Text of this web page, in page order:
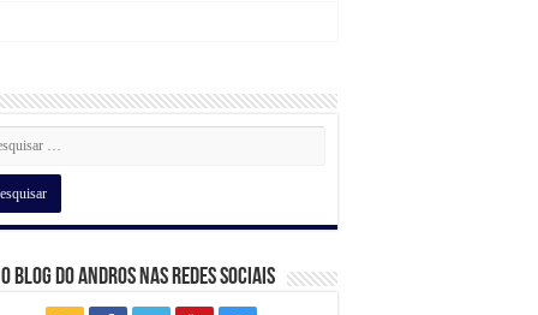
Blog do Andros nas Redes Sociais